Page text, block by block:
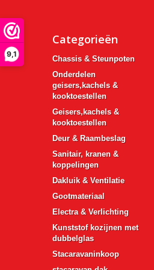
9,1
Categorieën
Chassis & Steunpoten
Onderdelen
geisers,kachels &
kooktoestellen
Geisers,kachels &
kooktoestellen
Deur & Raambeslag
Sanitair, kranen &
koppelingen
Dakluik & Ventilatie
Gootmateriaal
Electra & Verlichting
Kunststof kozijnen met
dubbelglas
Stacaravaninkoop